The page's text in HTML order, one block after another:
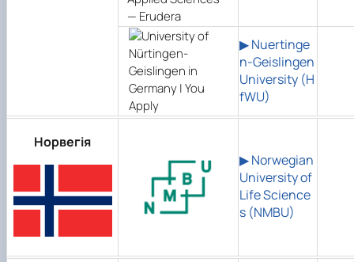
▶ Nuertinge
n-Geislingen
University (H
fWU)
Норвегія
▶ Norwegian
University of
Life Science
s (NMBU)